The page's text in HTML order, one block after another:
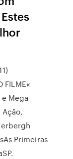
FILME«
Mega
Primeiras